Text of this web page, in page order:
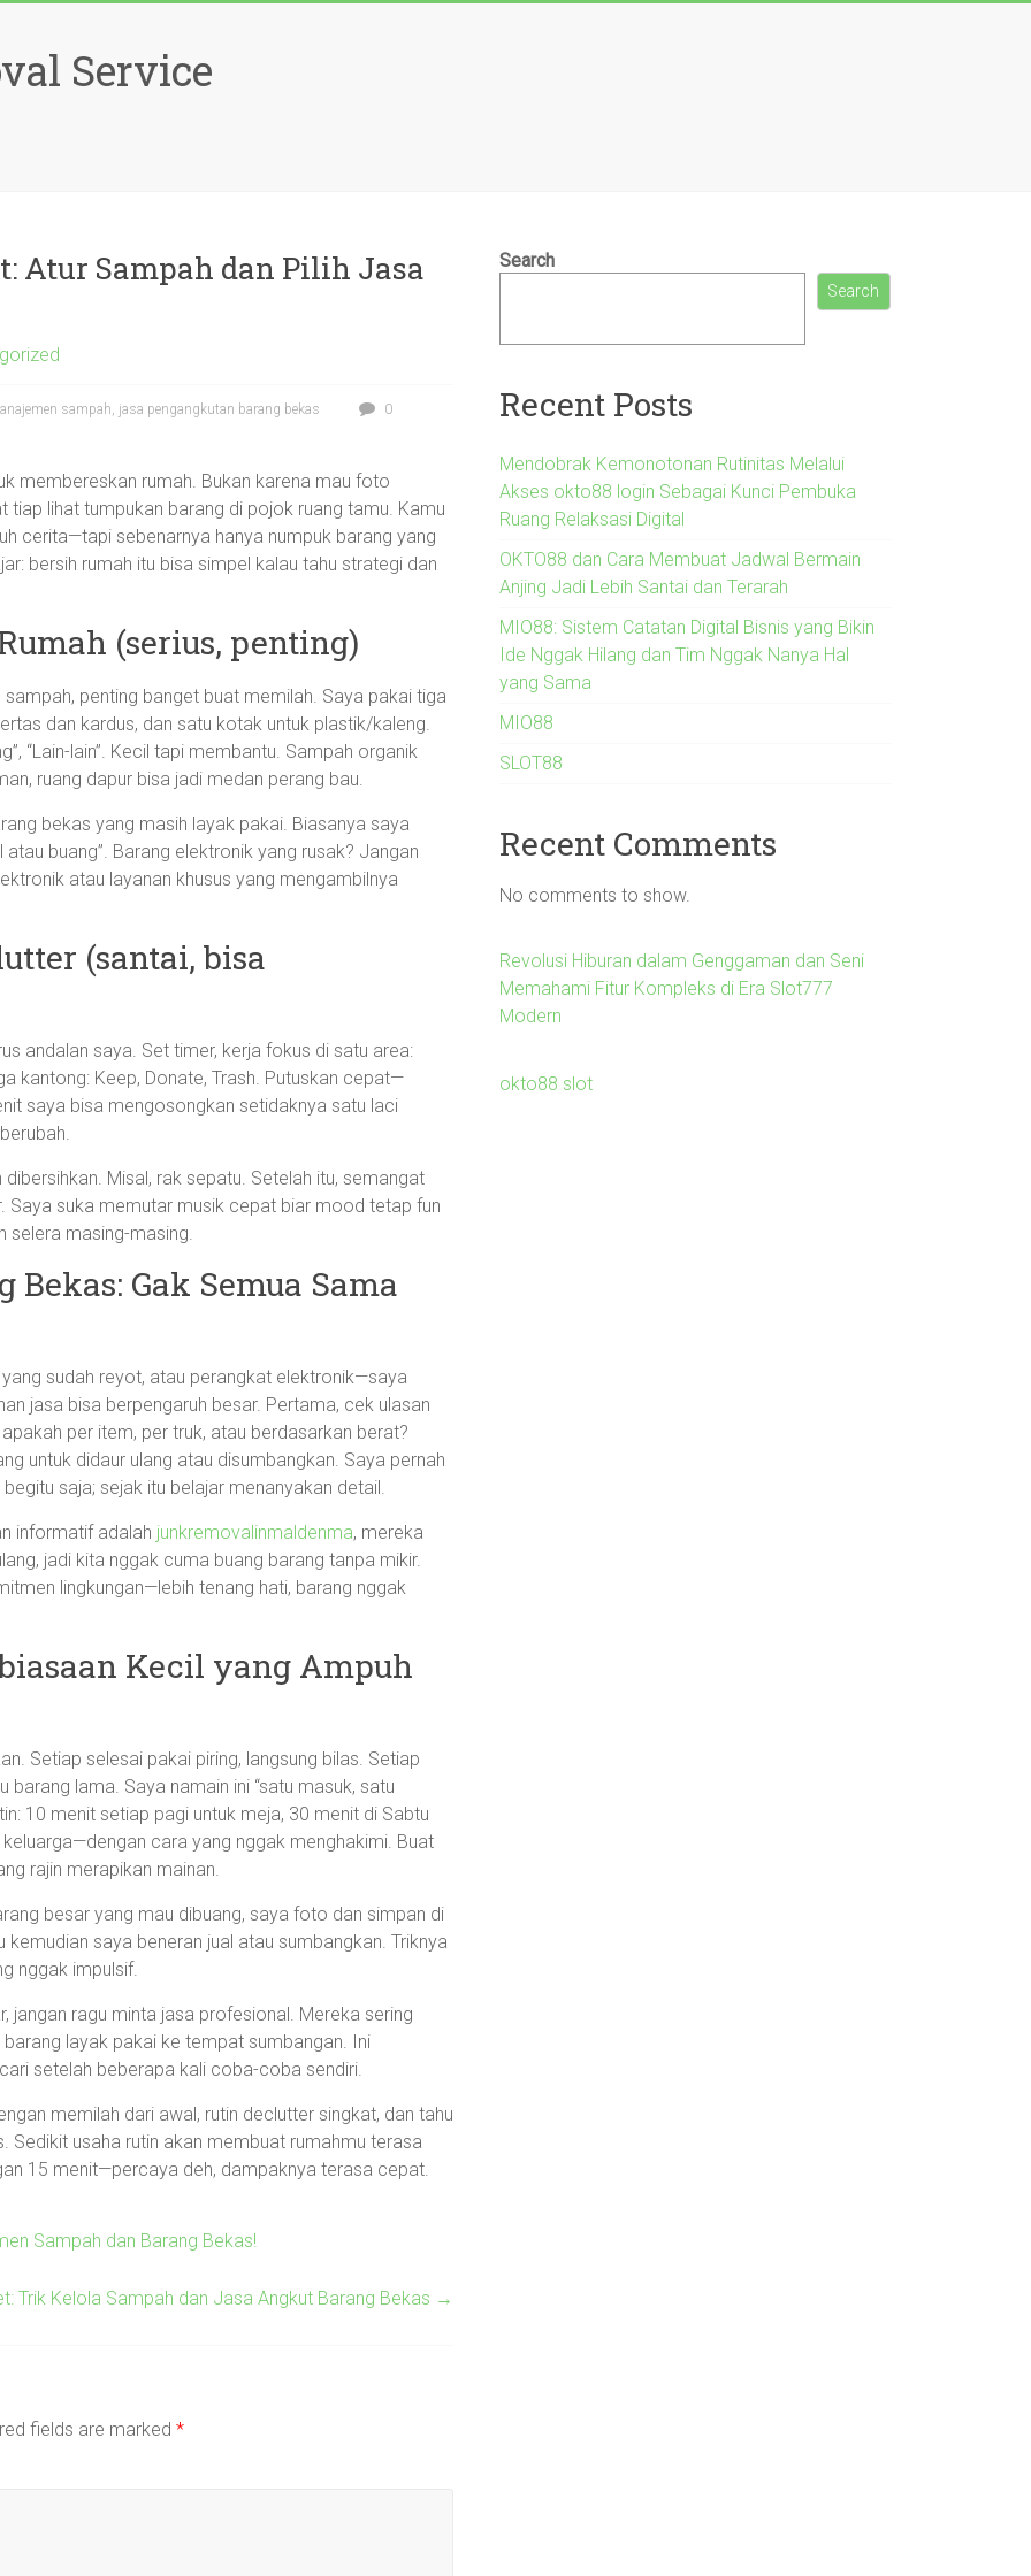
Service
Atur Sampah dan Pilih Jasa
sampah, jasa pengangkutan barang bekas 0
membereskan rumah. Bukan karena mau foto
lihat tumpukan barang di pojok ruang tamu. Kamu
cerita—tapi sebenarnya hanya numpuk barang yang
bersih rumah itu bisa simpel kalau tahu strategi dan
(serius, penting)
penting banget buat memilah. Saya pakai tiga
dan kardus, dan satu kotak untuk plastik/kaleng.
“Lain-lain”. Kecil tapi membantu. Sampah organik
ruang dapur bisa jadi medan perang bau.
bekas yang masih layak pakai. Biasanya saya
buang”. Barang elektronik yang rusak? Jangan
atau layanan khusus yang mengambilnya
(santai, bisa
andalan saya. Set timer, kerja fokus di satu area:
kantong: Keep, Donate, Trash. Putuskan cepat—
saya bisa mengosongkan setidaknya satu laci
Misal, rak sepatu. Setelah itu, semangat
Saya suka memutar musik cepat biar mood tetap fun
selera masing-masing.
Gak Semua Sama
sudah reyot, atau perangkat elektronik—saya
jasa bisa berpengaruh besar. Pertama, cek ulasan
per item, per truk, atau berdasarkan berat?
untuk didaur ulang atau disumbangkan. Saya pernah
saja; sejak itu belajar menanyakan detail.
informatif adalah junkremovalinmaldenma, mereka
jadi kita nggak cuma buang barang tanpa mikir.
lingkungan—lebih tenang hati, barang nggak
Kecil yang Ampuh
Setiap selesai pakai piring, langsung bilas. Setiap
lama. Saya namain ini “satu masuk, satu
10 menit setiap pagi untuk meja, 30 menit di Sabtu
cara yang nggak menghakimi. Buat
rajin merapikan mainan.
besar yang mau dibuang, saya foto dan simpan di
kemudian saya beneran jual atau sumbangkan. Triknya
nggak impulsif.
jangan ragu minta jasa profesional. Mereka sering
layak pakai ke tempat sumbangan. Ini
setelah beberapa kali coba-coba sendiri.
memilah dari awal, rutin declutter singkat, dan tahu
Sedikit usaha rutin akan membuat rumahmu terasa
15 menit—percaya deh, dampaknya terasa cepat.
Sampah dan Barang Bekas!
Trik Kelola Sampah dan Jasa Angkut Barang Bekas →
fields are marked *
Search
Search
Recent Posts
Mendobrak Kemonotonan Rutinitas Melalui
Akses okto88 login Sebagai Kunci Pembuka
Ruang Relaksasi Digital
OKTO88 dan Cara Membuat Jadwal Bermain
Anjing Jadi Lebih Santai dan Terarah
MIO88: Sistem Catatan Digital Bisnis yang Bikin
Ide Nggak Hilang dan Tim Nggak Nanya Hal
yang Sama
MIO88
SLOT88
Recent Comments
No comments to show.
Revolusi Hiburan dalam Genggaman dan Seni
Memahami Fitur Kompleks di Era Slot777
Modern
okto88 slot